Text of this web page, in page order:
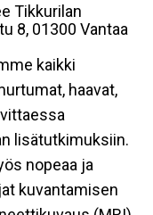
Tikkurilan
8, 01300 Vantaa
kaikki
haavat,
lisätutkimuksiin.
nopeaa ja
kuvantamisen